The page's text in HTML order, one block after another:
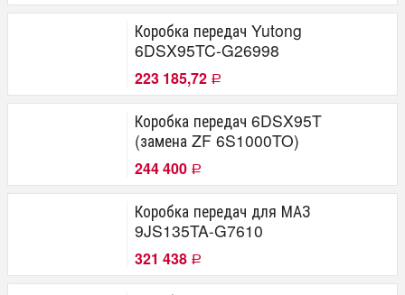
Коробка передач Yutong
6DSX95TC-G26998
223 185,72 Р
Коробка передач 6DSX95T
(замена ZF 6S1000TO)
244 400 Р
Коробка передач для МАЗ
9JS135TA-G7610
321 438 Р